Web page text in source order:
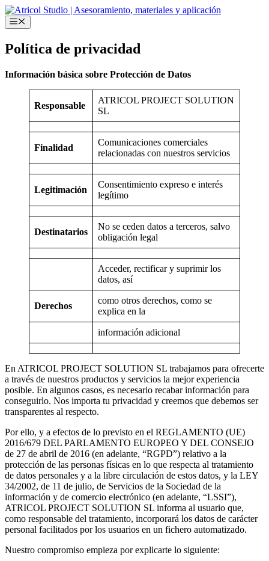
Saltar
al
contenido
Menú
Política de privacidad
Información básica sobre Protección de Datos
Responsable
ATRICOL PROJECT SOLUTION
SL
Finalidad
Comunicaciones comerciales
relacionadas con nuestros servicios
Legitimación
Consentimiento expreso e interés
legítimo
Destinatarios
No se ceden datos a terceros, salvo
obligación legal
Acceder, rectificar y suprimir los
datos, así
Derechos
como otros derechos, como se
explica en la
información adicional
En ATRICOL PROJECT SOLUTION SL trabajamos para ofrecerte
a través de nuestros productos y servicios la mejor experiencia
posible. En algunos casos, es necesario recabar información para
conseguirlo. Nos importa tu privacidad y creemos que debemos ser
transparentes al respecto.
Por ello, y a efectos de lo previsto en el REGLAMENTO (UE)
2016/679 DEL PARLAMENTO EUROPEO Y DEL CONSEJO
de 27 de abril de 2016 (en adelante, “RGPD”) relativo a la
protección de las personas físicas en lo que respecta al tratamiento
de datos personales y a la libre circulación de estos datos, y la LEY
34/2002, de 11 de julio, de Servicios de la Sociedad de la
información y de comercio electrónico (en adelante, “LSSI”),
ATRICOL PROJECT SOLUTION SL informa al usuario que,
como responsable del tratamiento, incorporará los datos de carácter
personal facilitados por los usuarios en un fichero automatizado.
Nuestro compromiso empieza por explicarte lo siguiente: